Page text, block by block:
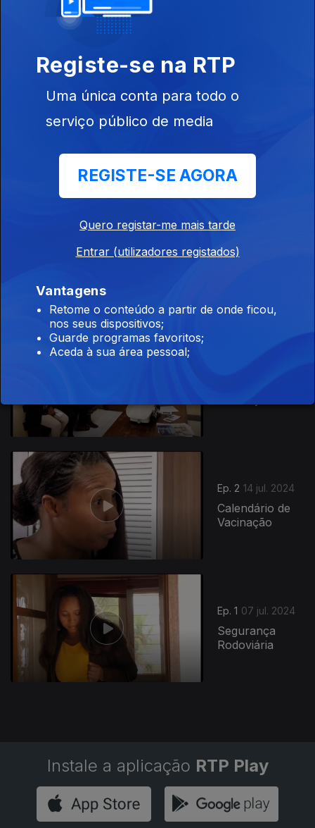
Registo de
Álcool e
Ep. 2 14 jul. 2024
Calendário de
Vacinação
Ep. 1 07 jul. 2024
Segurança
Rodoviária
781530
Instale a aplicação RTP Play
Registe-se na RTP
Uma única conta para todo o
serviço público de media
REGISTE-SE AGORA
Quero registar-me mais tarde
Entrar (utilizadores registados)
Vantagens
Retome o conteúdo a partir de onde ficou,
nos seus dispositivos;
Guarde programas favoritos;
Aceda à sua área pessoal;